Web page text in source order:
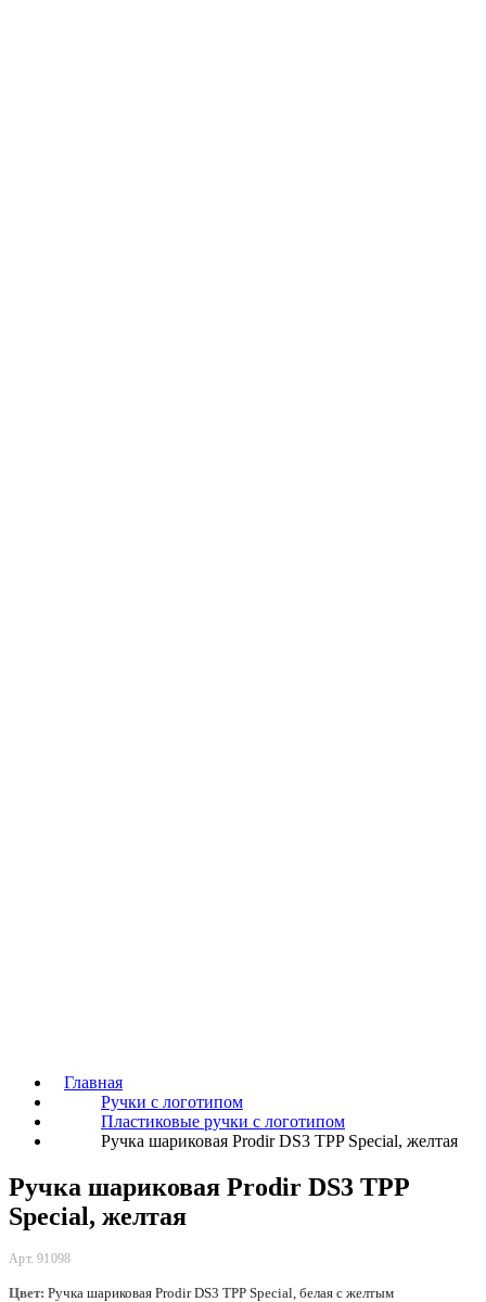
Главная
Ручки с логотипом
Пластиковые ручки с логотипом
Ручка шариковая Prodir DS3 TPP Special, желтая
Ручка шариковая Prodir DS3 TPP
Special, желтая
Арт. 91098
Цвет: Ручка шариковая Prodir DS3 TPP Special, белая с желтым